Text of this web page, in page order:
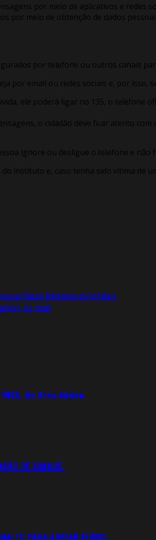
por meio de aplicativos e redes
por meio de obtenção de dados
por telefone ou outros canais
por email ou redes sociais e, por isso,
ele poderá ligar no 135, o telefone
o cidadão deve ficar atento
ignore ou desligue o telefone e
instituto e, caso tenha sido vítima
na Clínica Veterinária de Fortaleza
diz jornal
diz Arko Advice.
DE SANGUE.
PARA AJUDAR FLÁVIO.